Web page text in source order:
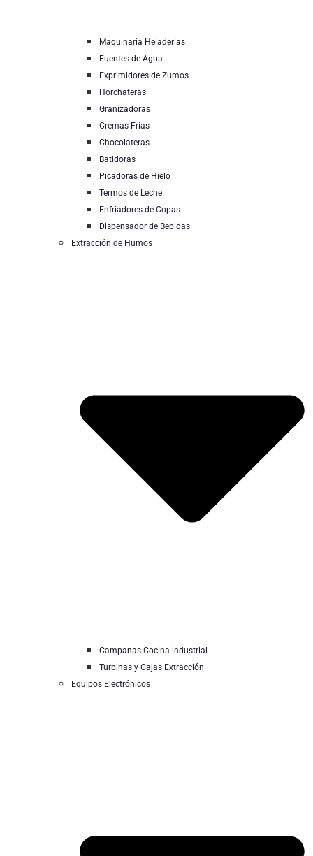
Maquinaria Heladerías
Fuentes de Agua
Exprimidores de Zumos
Horchateras
Granizadoras
Cremas Frías
Chocolateras
Batidoras
Picadoras de Hielo
Termos de Leche
Enfriadores de Copas
Dispensador de Bebidas
Extracción de Humos
Campanas Cocina industrial
Turbinas y Cajas Extracción
Equipos Electrónicos